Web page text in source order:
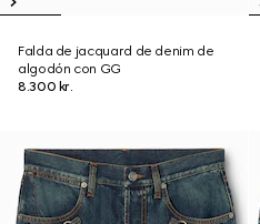
Falda de jacquard de denim de
algodón con GG
8.300 kr.